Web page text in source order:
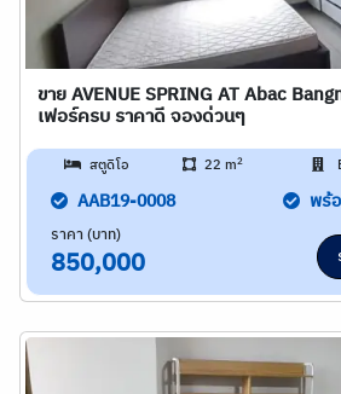
ขาย AVENUE SPRING AT Abac
เฟอร์ครบ ราคาดี จองด่วนๆ
สตูดิโอ 22 m2
AAB19-0008 พร้
ราคา (บาท)
850,000